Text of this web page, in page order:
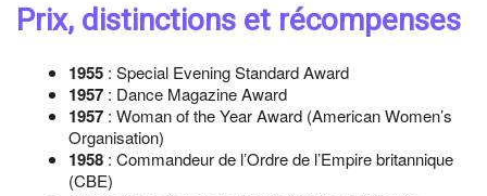
Prix, distinctions et récompenses
1955 : Special Evening Standard Award
1957 : Dance Magazine Award
1957 : Woman of the Year Award (American Women’s
Organisation)
1958 : Commandeur de l’Ordre de l’Empire britannique
(CBE)